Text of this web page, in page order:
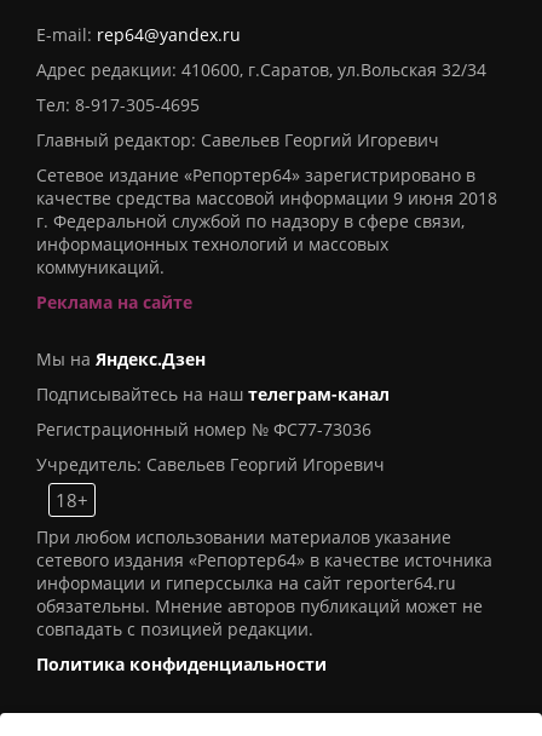
E-mail: rep64@yandex.ru
Адрес редакции: 410600, г.Саратов, ул.Вольская 32/34
Тел: 8-917-305-4695
Главный редактор: Савельев Георгий Игоревич
Сетевое издание «Репортер64» зарегистрировано в
качестве средства массовой информации 9 июня 2018
г. Федеральной службой по надзору в сфере связи,
информационных технологий и массовых
коммуникаций.
Реклама на сайте
Мы на Яндекс.Дзен
Подписывайтесь на наш телеграм-канал
Регистрационный номер № ФС77-73036
Учредитель: Савельев Георгий Игоревич
18+
При любом использовании материалов указание
сетевого издания «Репортер64» в качестве источника
информации и гиперссылка на сайт reporter64.ru
обязательны. Мнение авторов публикаций может не
совпадать с позицией редакции.
Политика конфиденциальности